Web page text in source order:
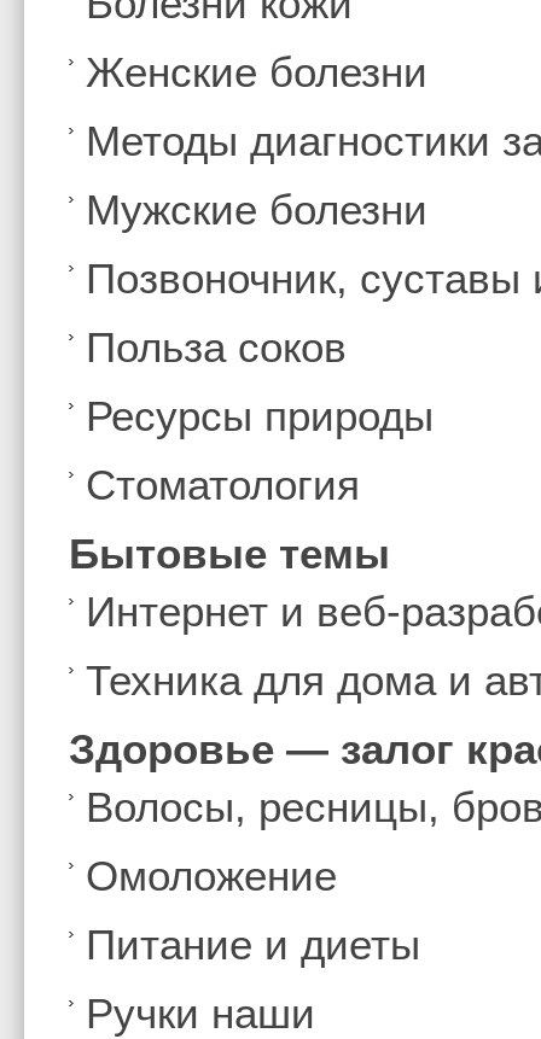
Женские болезни
Методы диагностики
Мужские болезни
Позвоночник,
Польза соков
Ресурсы природы
Стоматология
Бытовые темы
Интернет и веб-
Техника для дома и
Здоровье — залог
Волосы, ресницы,
Омоложение
Питание и диеты
Ручки наши